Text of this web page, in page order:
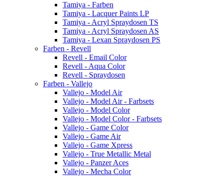
Tamiya - Farben
Tamiya - Lacquer Paints LP
Tamiya - Acryl Spraydosen TS
Tamiya - Acryl Spraydosen AS
Tamiya - Lexan Spraydosen PS
Farben - Revell
Revell - Email Color
Revell - Aqua Color
Revell - Spraydosen
Farben - Vallejo
Vallejo - Model Air
Vallejo - Model Air - Farbsets
Vallejo - Model Color
Vallejo - Model Color - Farbsets
Vallejo - Game Color
Vallejo - Game Air
Vallejo - Game Xpress
Vallejo - True Metallic Metal
Vallejo - Panzer Aces
Vallejo - Mecha Color